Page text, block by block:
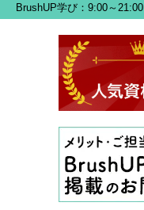
BrushUP学び：9:00～21:00